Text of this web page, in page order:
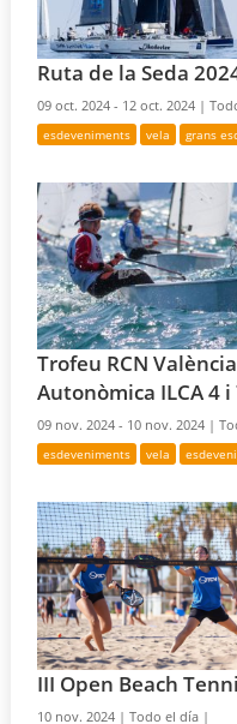
Ruta de la Seda
09 oct. 2024 - 12 oct. 2024 |
esdeveniments vela grans
Trofeu RCN
Autonòmica ILCA 4
09 nov. 2024 - 10 nov. 2024 |
esdeveniments vela
III Open Beach
10 nov. 2024 |Todo el día |